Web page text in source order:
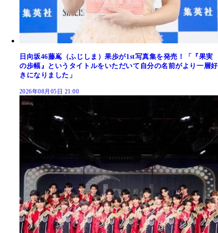
日向坂46藤嶌（ふじしま）果歩が1st写真集を発売！「『果実
の歩幅』というタイトルをいただいて自分の名前がより一層好
きになりました」
2026年08月05日 21:00